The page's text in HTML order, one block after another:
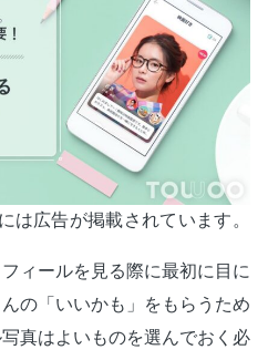
は広告が掲載されています。
ィールを見る際に最初に目に
の「いいかも」をもらうため
真はよいものを選んでおく必